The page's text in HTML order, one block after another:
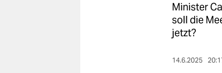
Minister
soll die
jetzt?
14.6.2025